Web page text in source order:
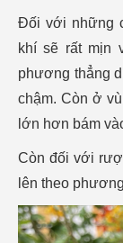
Đối với những
khí sẽ rất mịn
phương thẳng
chậm. Còn ở
lớn hơn bám
Còn đối với
lên theo